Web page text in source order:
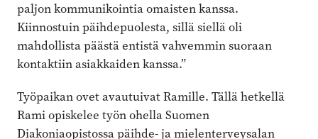
paljon kommunikointia omaisten kanssa.
Kiinnostuin päihdepuolesta, sillä siellä oli
mahdollista päästä entistä vahvemmin suoraan
kontaktiin asiakkaiden kanssa.”
Työpaikan ovet avautuivat Ramille. Tällä hetkellä
Rami opiskelee työn ohella Suomen
Diakoniaopistossa päihde- ja mielenterveysalan